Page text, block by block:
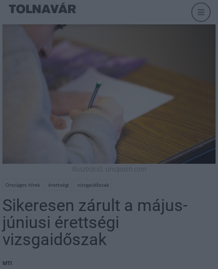
Illusztráció, unslpash.com
Országos hírek érettségi vizsgaidőszak
Sikeresen zárult a május-
júniusi érettségi
vizsgaidőszak
MTI